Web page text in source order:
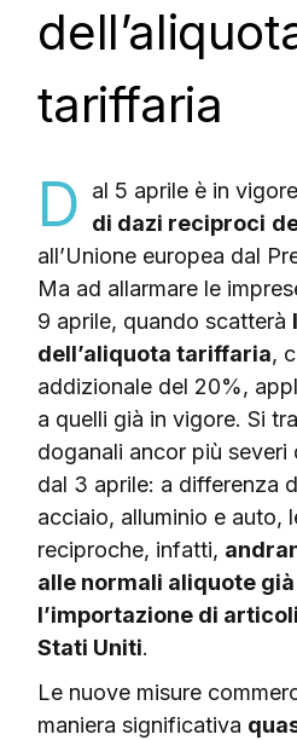
tariffaria
D al 5 aprile è in
di dazi reciproci
all’Unione europea dal
Ma ad allarmare le
9 aprile, quando scatterà
dell’aliquota tariffaria,
addizionale del 20%,
a quelli già in vigore. Si
doganali ancor più
dal 3 aprile: a differenza
acciaio, alluminio e auto,
reciproche, infatti,
alle normali aliquote
l’importazione di
Stati Uniti.
Le nuove misure
maniera significativa